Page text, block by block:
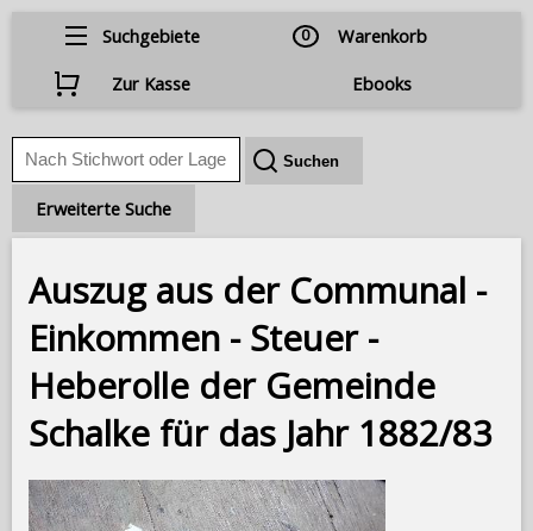
Suchgebiete 0
Warenkorb
Zur Kasse
Ebooks
Erweiterte Suche
Auszug aus der Communal -
Einkommen - Steuer -
Heberolle der Gemeinde
Schalke für das Jahr 1882/83